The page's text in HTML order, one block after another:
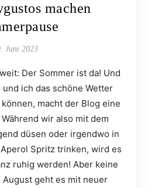
machen
Juni 2023
Der Sommer ist da! Und
ich das schöne Wetter
macht der Blog eine
wir also mit dem
düsen oder irgendwo in
Spritz trinken, wird es
ruhig werden! Aber keine
geht es mit neuer